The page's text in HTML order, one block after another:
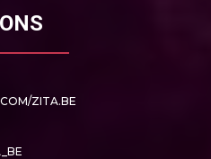
ZITA.BE